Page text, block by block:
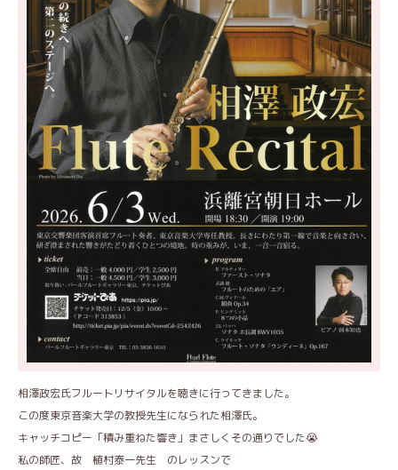
相澤政宏氏フルートリサイタルを聴きに行ってきました。
この度東京音楽大学の教授先生になられた相澤氏。
キャッチコピー「積み重ねた響き」まさしくその通りでした😭
私の師匠、故 植村泰一先生 のレッスンで